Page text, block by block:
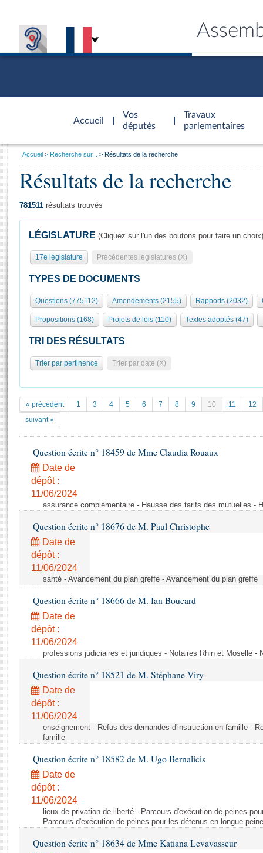
Accueil
d'accueil
Vos
députés
Travaux
parlementaires
Présidence
577 députés
Groupes politiques
Séance publique
Commissions et autres organes
Europe et International
Pétitions
Documents parlementaires
Projets de loi
Propositions de loi
Amendements
Textes adoptés
Rapports d'enquête
Rapports législatifs
Rapports sur l'application des lois
Baromètre de l’application des lois
Dossiers législatifs
Budget et sécurité sociale
Questions écrites et orales
Comptes rendus des débats
Général
Rôle et pouvoirs de l'Assemblée
Organisation de l'Assemblée
Présidence Conférence des Présidents Bureau Collège des
Statistiques et chiffres clés
Documents de référence
( Constitution | Règlement de l'Assemblée ... )
Histoire
Juniors
Anciennes législatures
Liens vers les sites publics
Visiter l'Assemblée
Visite virtuelle du palais Bourbon
Assister à une séance
La Bibliothèque
Les archives
Contacts et plan d'accès
Photos libres de droit
Vous
Accueil Recherche sur... Résultats de la recherche
Résultats de la recherche
781511 résultats trouvés
LÉGISLATURE (Cliquez sur l'un des boutons pour faire un choix)
17e législature Précédentes législatures (X)
TYPES DE DOCUMENTS
Questions (775112) Amendements (2155) Rapports (2032)
Propositions (168) Projets de lois (110) Textes adoptés (47)
TRI DES RÉSULTATS
Trier par pertinence Trier par date (X)
« précedent 1 3 4 5 6 7 8 9 10 11
12
suivant »
Question écrite n° 18459 de Mme Claudia Rouaux
Date de
dépôt :
11/06/2024
assurance complémentaire - Hausse des tarifs des mutuelles -
Question écrite n° 18676 de M. Paul Christophe
Date de
dépôt :
11/06/2024
santé - Avancement du plan greffe - Avancement du plan greffe
Question écrite n° 18666 de M. Ian Boucard
Date de
dépôt :
11/06/2024
professions judiciaires et juridiques - Notaires Rhin et Moselle -
Question écrite n° 18521 de M. Stéphane Viry
Date de
dépôt :
11/06/2024
enseignement - Refus des demandes d'instruction en famille -
famille
Question écrite n° 18582 de M. Ugo Bernalicis
Date de
dépôt :
11/06/2024
lieux de privation de liberté - Parcours d'exécution de peines
Parcours d'exécution de peines pour les détenus en longue peine
Question écrite n° 18634 de Mme Katiana Levavasseur